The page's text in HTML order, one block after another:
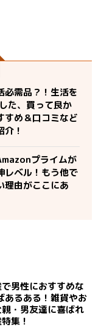
必需品？！生活を
た、買って良か
すめ＆口コミなど
！
プライムが
レベル！もう他で
理由がここにあ
男性におすすめな
あるある！雑貨やお
・男友達に喜ばれ
集！